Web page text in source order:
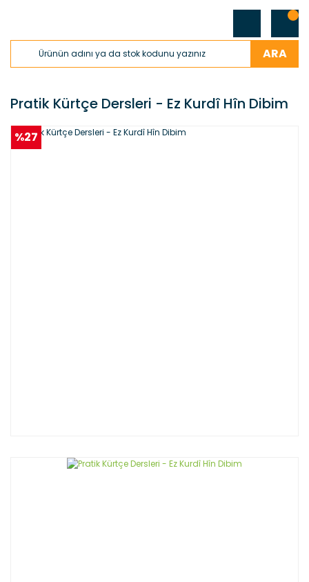
ARA
Pratik Kürtçe Dersleri - Ez Kurdî Hîn Dibim
%27